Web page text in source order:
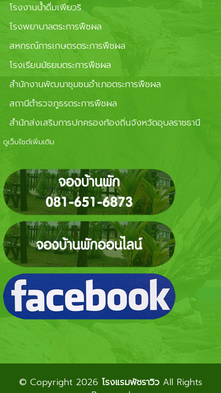
-โรงงานน้ำดื่มเพียวริ
- โรงพยาบาลตระการพืชผล
- สหกรณ์การเกษตรตระการพืชผล
- โรงเรียนมัธยมตระการพืชผล
- สำนักงานพัฒนาชุมชนอำเภอตระการพืชผล
- สถานีตำรวจภูธรตระการพืชผล
- สำนักส่งเสริมการปกครองท้องถิ่นจังหวัดอุบลราชธานี
ดูเว็บไซต์เพิ่มเติม
© Copyright 2026 โรงแรมพัชราวิวAll Rights